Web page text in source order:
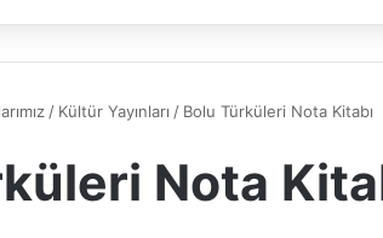
/ Kültür Yayınları / Bolu Türküleri Nota Kitabı
Nota